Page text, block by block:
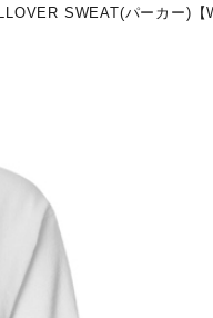
SWEAT(パーカー)【